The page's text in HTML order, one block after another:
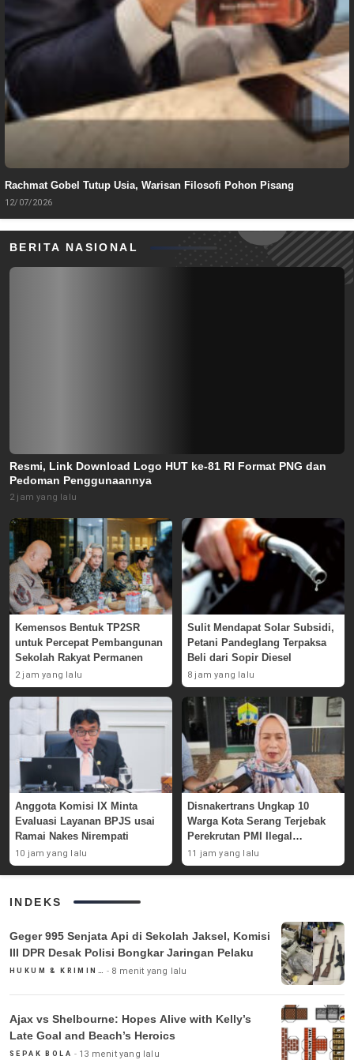
Rachmat Gobel Tutup Usia, Warisan Filosofi Pohon Pisang
12/07/2026
BERITA NASIONAL
Resmi, Link Download Logo HUT ke-81 RI Format PNG dan
Pedoman Penggunaannya
2 jam yang lalu
Kemensos Bentuk TP2SR
untuk Percepat Pembangunan
Sekolah Rakyat Permanen
2 jam yang lalu
Sulit Mendapat Solar Subsidi,
Petani Pandeglang Terpaksa
Beli dari Sopir Diesel
8 jam yang lalu
Anggota Komisi IX Minta
Evaluasi Layanan BPJS usai
Ramai Nakes Nirempati
10 jam yang lalu
Disnakertrans Ungkap 10
Warga Kota Serang Terjebak
Perekrutan PMI Ilegal
Sepanjang 2026
11 jam yang lalu
INDEKS
Geger 995 Senjata Api di Sekolah Jaksel, Komisi
III DPR Desak Polisi Bongkar Jaringan Pelaku
HUKUM & KRIMINAL 8 menit yang lalu
Ajax vs Shelbourne: Hopes Alive with Kelly’s
Late Goal and Beach’s Heroics
SEPAK BOLA 13 menit yang lalu